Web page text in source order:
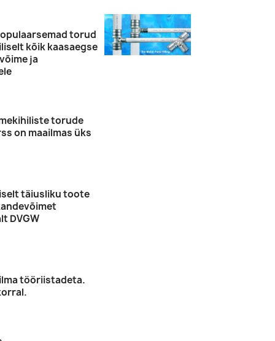
torud
kõik kaasaegse
ja
torude
on maailmas üks
täiusliku toote
DVGW
tööriistadeta.